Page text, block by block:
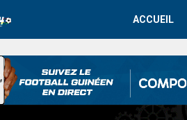
ACCUEIL